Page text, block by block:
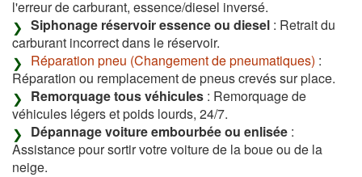
l'erreur de carburant, essence/diesel inversé.
Siphonage réservoir essence ou diesel : Retrait du
carburant incorrect dans le réservoir.
Réparation pneu (Changement de pneumatiques) :
Réparation ou remplacement de pneus crevés sur place.
Remorquage tous véhicules : Remorquage de
véhicules légers et poids lourds, 24/7.
Dépannage voiture embourbée ou enlisée :
Assistance pour sortir votre voiture de la boue ou de la
neige.